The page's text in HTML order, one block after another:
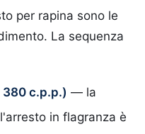
per rapina sono le
La sequenza
c.p.p.) — la
in flagranza è